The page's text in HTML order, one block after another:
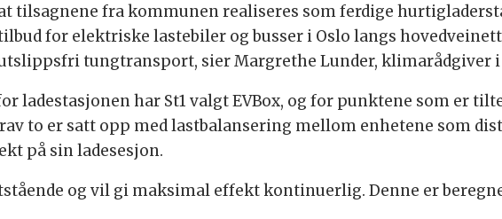
tilsagnene fra kommunen realiseres som ferdige
for elektriske lastebiler og busser i Oslo langs
tungtransport, sier Margrethe Lunder, klimarådgiver
ladestasjonen har St1 valgt EVBox, og for punktene som er
to er satt opp med lastbalansering mellom enhetene som
på sin ladesesjon.
og vil gi maksimal effekt kontinuerlig. Denne er